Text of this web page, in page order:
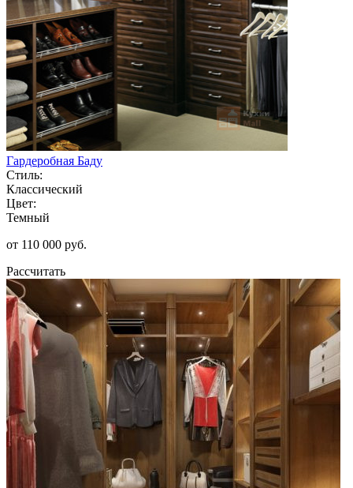
Гардеробная Баду
Стиль:
Классический
Цвет:
Темный
от 110 000 руб.
Рассчитать